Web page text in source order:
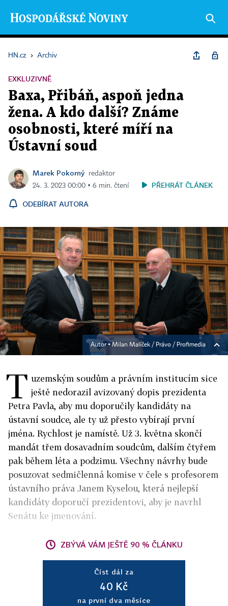
HN.cz › Archiv
EXKLUZIVNĚ
Baxa, Přibáň, aspoň jedna
žena. A kdo další? Známe
osobnosti, které míří na
Ústavní soud
Marek Pokorný
redaktor
24. 3. 2023 00:00 ▪ 6 min. čtení
PŘEHRÁT ČLÁNEK
ODEBÍRAT AUTORA
Autor ▪Milan Malíček / Právo / Profimedia
T uzemským soudům a právním institucím sice
ještě nedorazil avizovaný dopis prezidenta
Petra Pavla, aby mu doporučily kandidáty na
ústavní soudce, ale ty už přesto vybírají první
jména. Rychlost je namístě. Už 3. května skončí
mandát třem dosavadním soudcům, dalším čtyřem
pak během léta a podzimu. Všechny návrhy bude
posuzovat sedmičlenná komise v čele s profesorem
ústavního práva Janem Kyselou, která nejlepší
kandidáty doporučí prezidentovi, aby je navrhl
Senátu ke jmenování.
ZBÝVÁ VÁM JEŠTĚ 90 % ČLÁNKU
Číst dál za
40 Kč
na první dva měsíce